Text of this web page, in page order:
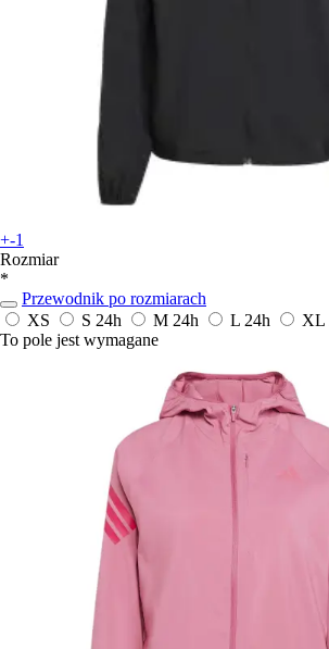
+-1
Rozmiar
*
Przewodnik po rozmiarach
XS
S 24h M 24h L 24h XL
To pole jest wymagane